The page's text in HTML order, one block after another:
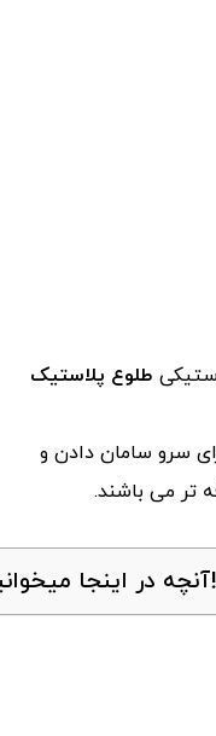
طلوع پلاستیک
سرو سامان دادن و
تر می باشند.
آنچه در اینجا میخوانید!